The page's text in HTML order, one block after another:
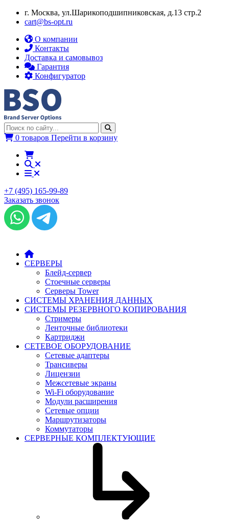
г. Москва, ул.​​Шарикоподшипниковская, д.13 стр.2
cart@bs-opt.ru
О компании
Контакты
Доставка и самовывоз
Гарантия
Конфигуратор
0 товаров Перейти в корзину
+7 (495) 165-99-89
Заказать звонок
СЕРВЕРЫ
Блейд-сервер
Стоечные серверы
Серверы Tower
СИСТЕМЫ ХРАНЕНИЯ ДАННЫХ
СИСТЕМЫ РЕЗЕРВНОГО КОПИРОВАНИЯ
Стримеры
Ленточные библиотеки
Картриджи
СЕТЕВОЕ ОБОРУДОВАНИЕ
Сетевые адаптеры
Трансиверы
Лицензии
Межсетевые экраны
Wi-Fi оборудование
Модули расширения
Сетевые опции
Маршрутизаторы
Коммутаторы
СЕРВЕРНЫЕ КОМПЛЕКТУЮЩИЕ